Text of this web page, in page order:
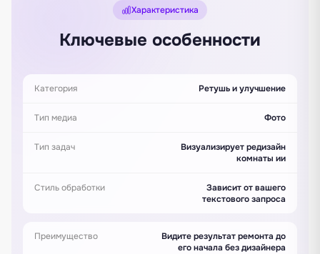
Характеристика
Ключевые особенности
Категория Ретушь и улучшение
Тип медиа Фото
Тип задач
Визуализирует редизайн
комнаты ии
Стиль обработки
Зависит от вашего
текстового запроса
Преимущество
Видите результат ремонта до
его начала без дизайнера